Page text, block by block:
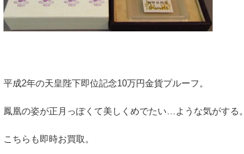
平成2年の天皇陛下即位記念10万円金貨プルーフ。
鳳凰の姿が正月っぽくて美しくめでたい…ような気がする。
こちらも即時お買取。